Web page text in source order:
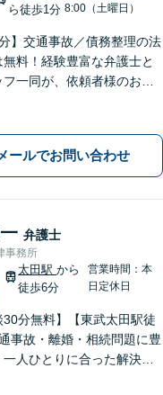
ら徒歩1分 8:00（土曜日）
分】交通事故／債務整理の法
料！経験豊富な弁護士と
一同が、依頼者様のお悩
決策をご提案してまいりま
・夜間対応】
ールでお問い合わせ
弁護士
事務所
太田駅から
徒歩6分
営業時間：本
日定休日
30分無料】【東武太田駅徒
事故・離婚・相続問題に豊
人ひとりに合った解決方